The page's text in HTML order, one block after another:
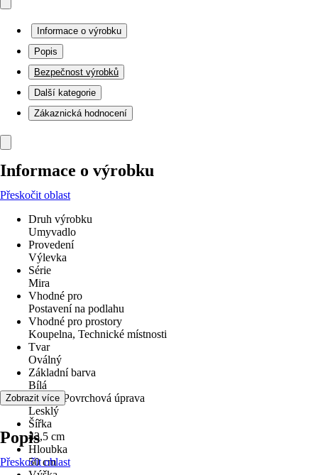
Informace o výrobku
Popis
Bezpečnost výrobků
Další kategorie
Zákaznická hodnocení
Informace o výrobku
Přeskočit oblast
Druh výrobku
Umyvadlo
Provedení
Výlevka
Série
Mira
Vhodné pro
Postavení na podlahu
Vhodné pro prostory
Koupelna, Technické místnosti
Tvar
Oválný
Základní barva
Bílá
Povrch/Povrchová úprava
Lesklý
Šířka
43,5 cm
Hloubka
50 cm
Zobrazit více
Popis
Přeskočit oblast